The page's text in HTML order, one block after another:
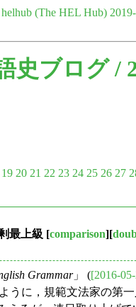
helhub (The HEL Hub)
史ブログ/
19 20 21 22 23 24 25 26 27
最上級 [comparison][
Grammar」 ([2016-
うに，規範文法家の第一